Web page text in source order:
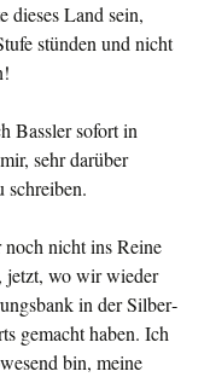
dieses Land sein,
stünden und nicht
Bassler sofort in
sehr darüber
schreiben.
nicht ins Reine
jetzt, wo wir wieder
in der Silber­
gemacht haben. Ich
bin, meine